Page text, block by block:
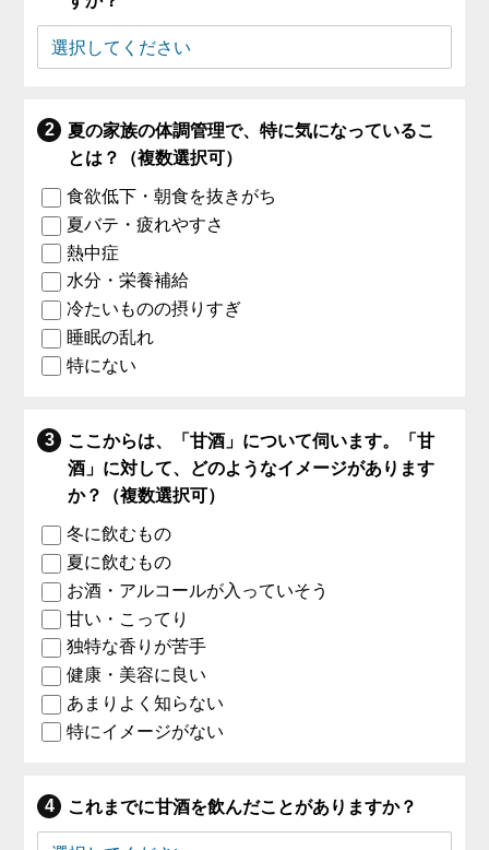
夏の家族の体調管理で、特に気になっているこ
とは？（複数選択可）
食欲低下・朝食を抜きがち
夏バテ・疲れやすさ
熱中症
水分・栄養補給
冷たいものの摂りすぎ
睡眠の乱れ
特にない
ここからは、「甘酒」について伺います。「甘
酒」に対して、どのようなイメージがあります
か？（複数選択可）
冬に飲むもの
夏に飲むもの
お酒・アルコールが入っていそう
甘い・こってり
独特な香りが苦手
健康・美容に良い
あまりよく知らない
特にイメージがない
これまでに甘酒を飲んだことがありますか？